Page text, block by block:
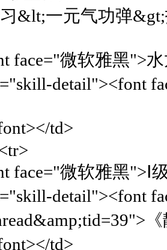
&lt;一元气功弹
微软雅黑">水
detail"><font
td>
微软雅黑">Ⅰ
detail"><font
td>